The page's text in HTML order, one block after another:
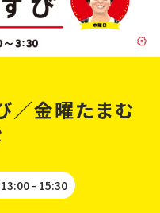
／金曜たまむ
13:00 - 15:30